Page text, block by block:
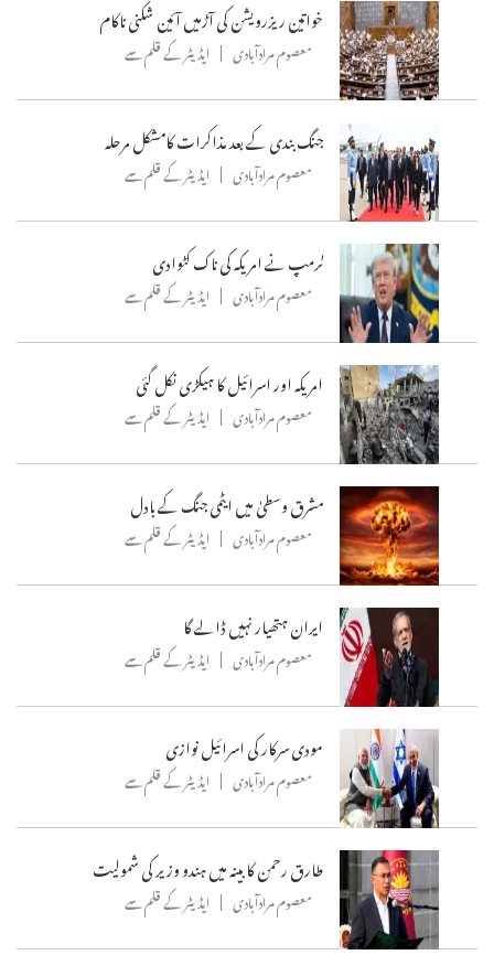
خواتین ریزرویشن کی آڑمیں آئین شکنی ناکام
معصوم مرادآبادی ایڈیٹر کے قلم سے
جنگ بندی کے بعد مذاکرات کامشکل مرحلہ
معصوم مرادآبادی ایڈیٹر کے قلم سے
ٹرمپ نے امریکہ کی ناک کٹوادی
معصوم مرادآبادی ایڈیٹر کے قلم سے
امریکہ اور اسرائیل کا ہیکڑی نکل گئی
معصوم مرادآبادی ایڈیٹر کے قلم سے
مشرق وسطیٰ میں ایٹمی جنگ کے بادل
معصوم مرادآبادی ایڈیٹر کے قلم سے
ایران ہتھیار نہیں ڈالے گا
معصوم مرادآبادی ایڈیٹر کے قلم سے
مودی سرکار کی اسرائیل نوازی
معصوم مرادآبادی ایڈیٹر کے قلم سے
طارق رحمن کابینہ میں ہندو وزیر کی شمولیت
معصوم مرادآبادی ایڈیٹر کے قلم سے